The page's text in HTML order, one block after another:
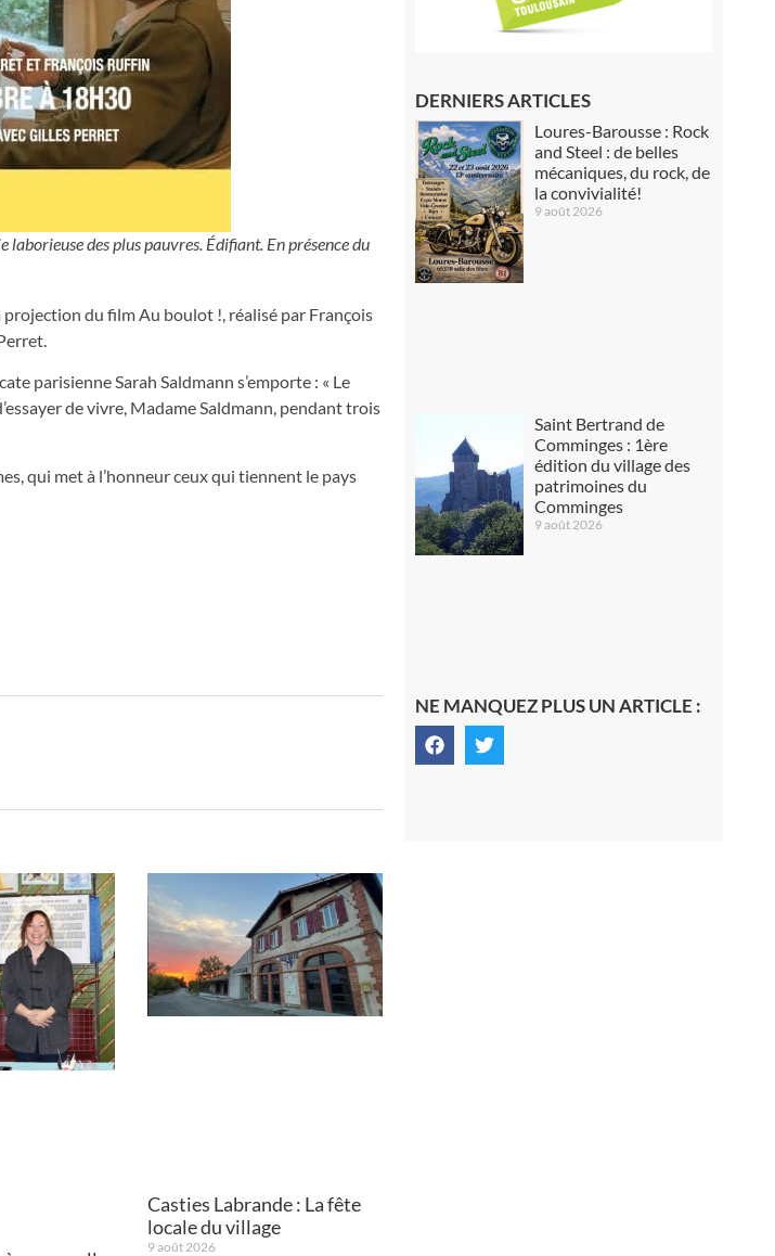
des plus pauvres. Édifiant. En présence du
projection du film Au boulot !, réalisé par François
parisienne Sarah Saldmann s’emporte : « Le
de vivre, Madame Saldmann, pendant trois
qui met à l’honneur ceux qui tiennent le pays
Casties Labrande : La fête
locale du village
9 août 2026
DERNIERS ARTICLES
Loures-Barousse : Rock
and Steel : de belles
mécaniques, du rock, de
la convivialité!
9 août 2026
Saint Bertrand de
Comminges : 1ère
édition du village des
patrimoines du
Comminges
9 août 2026
NE MANQUEZ PLUS UN ARTICLE :